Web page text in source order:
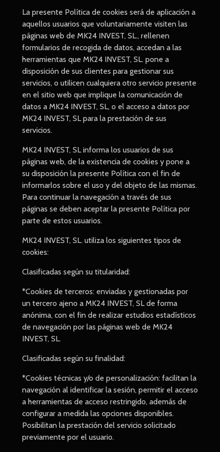
La presente Política de cookies será de aplicación a
aquellos usuarios que voluntariamente visiten las
páginas web de MK24 INVEST, SL., rellenen
formularios de recogida de datos, accedan a las
herramientas que MK24 INVEST, SL. pone a
disposición de sus clientes para gestionar sus
servicios, o utilicen cualquiera otro servicio presente
en el sitio web que implique la comunicación de
datos a MK24 INVEST, SL, o el acceso a datos por
MK24 INVEST, SL para la prestación de sus
servicios.
MK24 INVEST, SL informa los usuarios de sus
páginas web, de la existencia de cookies y pone a
su disposición la presente Política con el fin de
informarlos sobre el uso y del objeto de las mismas.
Para continuar la navegación a través de sus
páginas se deben aceptar la presente Política por
parte de estos usuarios.
MK24 INVEST, SL. utiliza los siguientes tipos de
cookies:
Clasificadas según su titularidad:
*Cookies de terceros: enviadas y gestionadas por
un tercero ajeno a MK24 INVEST, SL de forma
anónima, con el fin de realizar estudios estadísticos
de navegación por las páginas web de MK24
INVEST, SL.
Clasificadas según su finalidad:
*Cookies técnicas y/o de personalización: facilitan la
navegación al identificar la sesión, permitir el acceso
a herramientas de acceso restringido, además de
configurar a medida las opciones disponibles.
Posibilitan la prestación del servicio solicitado
previamente por el usuario.